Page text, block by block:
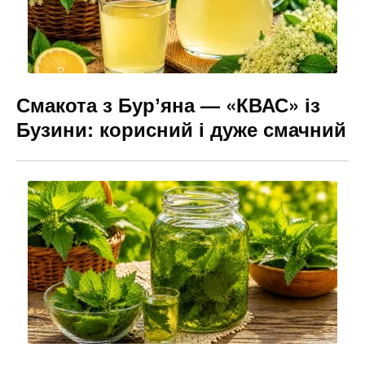
Смакота з Бурʼяна — «КВАС» із
Бузини: корисний і дуже смачний